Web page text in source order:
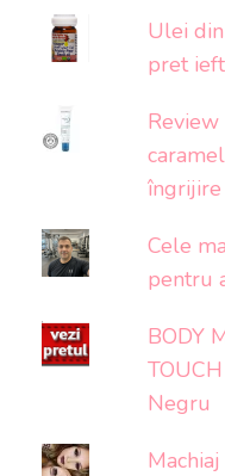
Ulei
pret
îngrijire
Cele
pentru
BODY
Negru